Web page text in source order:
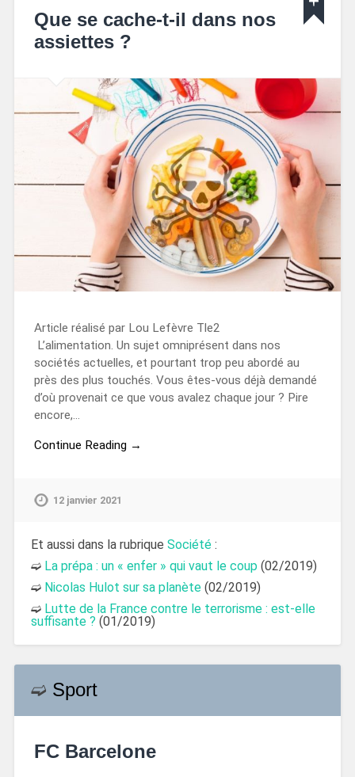
Que se cache-t-il dans nos
assiettes ?
Article réalisé par Lou Lefèvre Tle2
L’alimentation. Un sujet omniprésent dans nos
sociétés actuelles, et pourtant trop peu abordé au
près des plus touchés. Vous êtes-vous déjà demandé
d’où provenait ce que vous avalez chaque jour ? Pire
encore,…
Continue Reading →
12 janvier 2021
Et aussi dans la rubrique Société:
➫ La prépa : un « enfer » qui vaut le coup(02/2019)
➫ Nicolas Hulot sur sa planète(02/2019)
➫ Lutte de la France contre le terrorisme : est-elle
suffisante ? (01/2019)
➫ Sport
FC Barcelone